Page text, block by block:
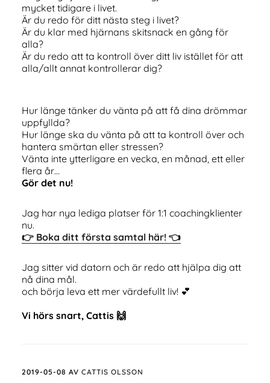
mycket tidigare i livet.
Är du redo för ditt nästa steg i livet?
Är du klar med hjärnans skitsnack en gång för
alla?
Är du redo att ta kontroll över ditt liv istället för att
alla/allt annat kontrollerar dig?
Hur länge tänker du vänta på att få dina drömmar
uppfyllda?
Hur länge ska du vänta på att ta kontroll över och
hantera smärtan eller stressen?
Vänta inte ytterligare en vecka, en månad, ett eller
flera år…
Gör det nu!
Jag har nya lediga platser för 1:1 coachingklienter
nu.
👉 Boka ditt första samtal här! 👈
Jag sitter vid datorn och är redo att hjälpa dig att
nå dina mål.
och börja leva ett mer värdefullt liv! 💕
Vi hörs snart, Cattis 🙌
2019-05-08 AV CATTIS OLSSON